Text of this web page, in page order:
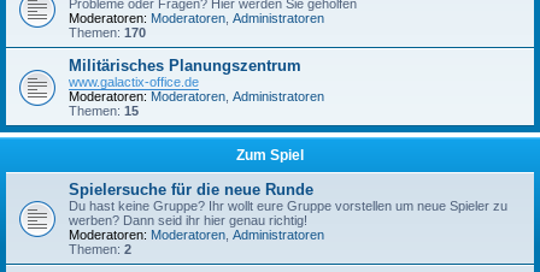
Probleme oder Fragen? Hier werden Sie geholfen
Moderatoren: Moderatoren Administratoren
Themen: 170
Militärisches Planungszentrum
www.galactix-office.de
Moderatoren: Moderatoren Administratoren
Themen: 15
Zum Spiel
Spielersuche für die neue Runde
Du hast keine Gruppe? Ihr wollt eure Gruppe vorstellen um neue Spieler zu
werben? Dann seid ihr hier genau richtig!
Moderatoren: Moderatoren Administratoren
Themen: 2